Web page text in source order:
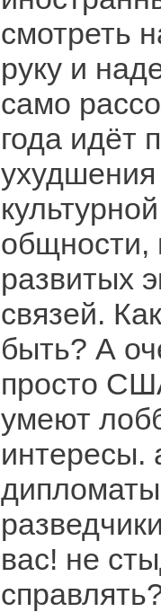
смотреть
руку и
само
года идёт
общности,
развитых
связей.
быть? А
просто
умеют
интересы.
вас! не